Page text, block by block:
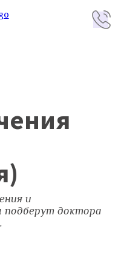
и
подберут доктора